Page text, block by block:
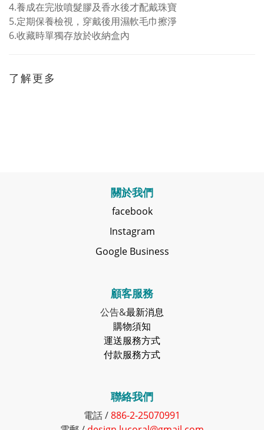
4.養成在完妝噴髮膠及香水後才配戴珠寶
5.定期保養檢視，穿戴後用濕軟毛巾擦淨
6.收藏時單獨存放於收納盒內
了解更多
關於我們
facebook
Instagram
Google Business
顧客服務
公告&最新消息
購物須知
運送服務方式
付款服務方式
聯絡我們
電話 /886-2-25070991